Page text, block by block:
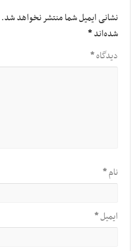
نشانی ایمیل شما منتشر نخواهد شد.
شده‌اند*
دیدگاه*
نام*
ایمیل*